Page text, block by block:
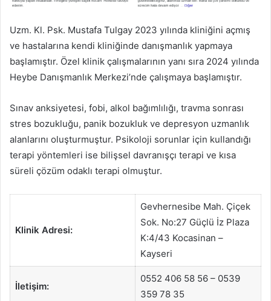
Uzm. Kl. Psk. Mustafa Tulgay 2023 yılında kliniğini açmış
ve hastalarına kendi kliniğinde danışmanlık yapmaya
başlamıştır. Özel klinik çalışmalarının yanı sıra 2024 yılında
Heybe Danışmanlık Merkezi’nde çalışmaya başlamıştır.
Sınav anksiyetesi, fobi, alkol bağımlılığı, travma sonrası
stres bozukluğu, panik bozukluk ve depresyon uzmanlık
alanlarını oluşturmuştur. Psikoloji sorunlar için kullandığı
terapi yöntemleri ise bilişsel davranışçı terapi ve kısa
süreli çözüm odaklı terapi olmuştur.
Klinik Adresi:
Gevhernesibe Mah. Çiçek
Sok. No:27 Güçlü İz Plaza
K:4/43 Kocasinan –
Kayseri
İletişim:
0552 406 58 56 – 0539
359 78 35